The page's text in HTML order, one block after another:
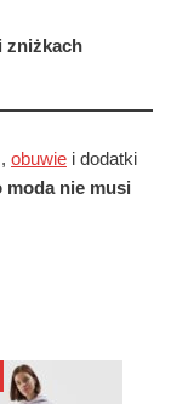
zniżkach
obuwie i dodatki
moda nie musi